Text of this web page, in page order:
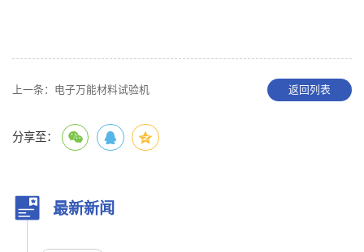
上一条： 电子万能材料试验机 返回列表
分享至：
最新新闻